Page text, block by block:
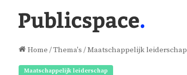
Home /Thema's /Maatschappelijk leiderschap
Maatschappelijk leiderschap